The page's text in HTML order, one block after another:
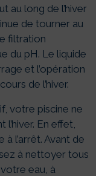
au long de l’hiver
de tourner au
filtration
du pH. Le liquide
et l’opération
de l’hiver.
votre piscine ne
En effet,
l’arrêt. Avant de
à nettoyer tous
eau, à